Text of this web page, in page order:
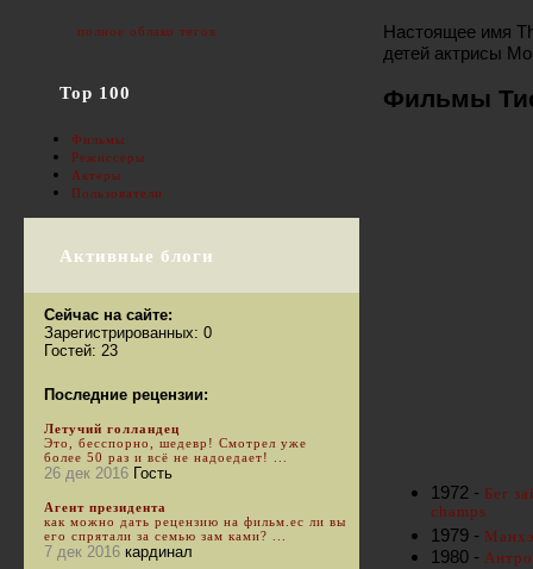
Настоящее имя
детей актрисы
Фильмы
1972 - Бег
champs
1979 -
1980 -
полное облако тегов
Top 100
Фильмы
Режиссеры
Актеры
Пользователи
Активные блоги
Сейчас на сайте:
Зарегистрированных: 0
Гостей: 23
Последние рецензии:
Летучий голландец
Это, бесспорно, шедевр! Смотрел уже
более 50 раз и всё не надоедает! ...
26 дек 2016 Гость
Агент президента
как можно дать рецензию на фильм.ес ли вы
его спрятали за семью зам ками? ...
7 дек 2016 кардинал